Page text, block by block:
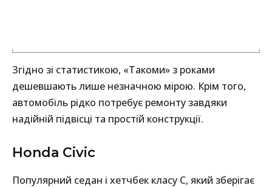
Згідно зі статистикою, «Такоми» з роками
дешевшають лише незначною мірою. Крім того,
автомобіль рідко потребує ремонту завдяки
надійній підвісці та простій конструкції.
Honda Civic
Популярний седан і хетчбек класу C, який зберігає